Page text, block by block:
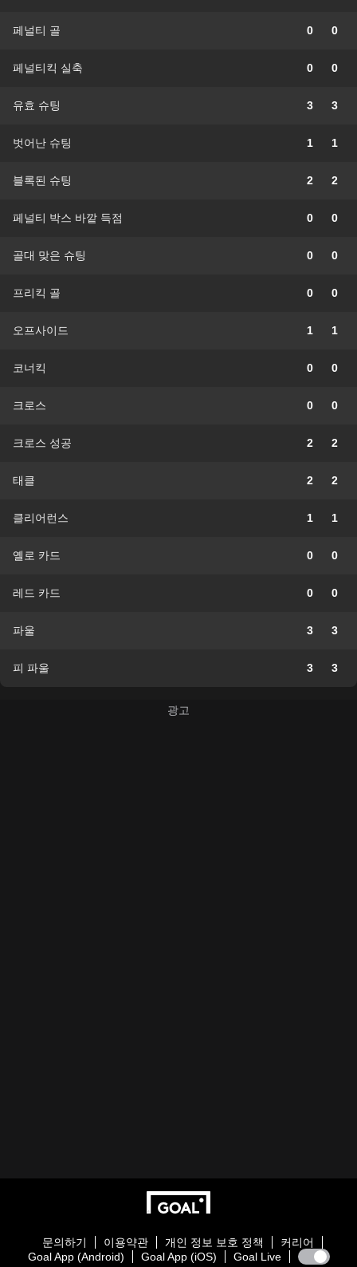
페널티 골 0 0
페널티킥 실축 0 0
유효 슈팅 3 3
벗어난 슈팅 1 1
블록된 슈팅 2 2
페널티 박스 바깥 득점 0 0
골대 맞은 슈팅 0 0
프리킥 골 0 0
오프사이드 1 1
코너킥 0 0
크로스 0 0
크로스 성공 2 2
태클 2 2
클리어런스 1 1
옐로 카드 0 0
레드 카드 0 0
파울 3 3
피 파울 3 3
문의하기 이용약관 개인 정보 보호 정책
커리어
Goal App (Android)
Goal App (iOS) Goal Live